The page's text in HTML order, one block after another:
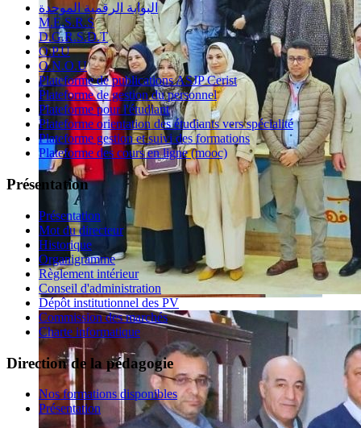
البوابة الرقمية الموحدة
M.E.S.R.S
D.G.R.S.D.T
O.P.U
O.N.O.U
Plateforme de publications ASJP Cerist
Plateforme de gestion du personnel
Plateforme pour l'étudiant
Plateforme orientation des étudiants vers spécialité
Plateforme gestion et suivi des formations
Plateforme des cours en ligne (mooc)
Présentation
Présentation
Mot du directeur
Historique
Organigramme
Règlement intérieur
Conseil d'administration
Dépôt institutionnel des PV
Commission des marchés
Charte informatique
Direction de la pédagogie
Nos formations disponibles
Présentation